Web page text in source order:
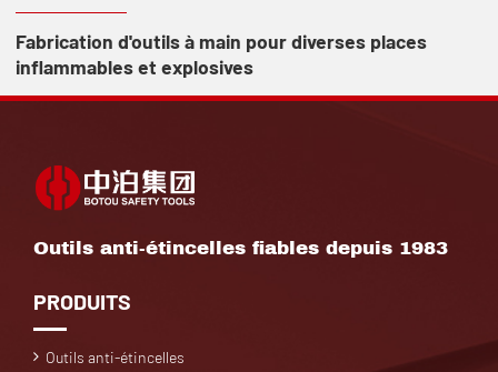
Fabrication d'outils à main pour diverses places
inflammables et explosives
Outils anti-étincelles fiables depuis 1983
PRODUITS
Outils anti-étincelles